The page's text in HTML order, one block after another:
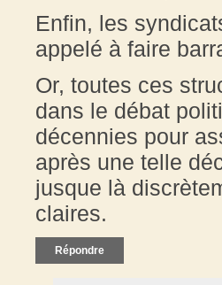
Enfin, les
appelé à faire
Or, toutes ces
dans le débat
décennies pour
après une telle
jusque là
claires.
Répondre